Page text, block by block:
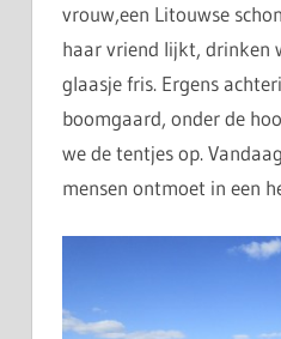
vrouw,een Litouwse
haar vriend lijkt, drinken
glaasje fris. Ergens
boomgaard, onder de
we de tentjes op.
mensen ontmoet in een